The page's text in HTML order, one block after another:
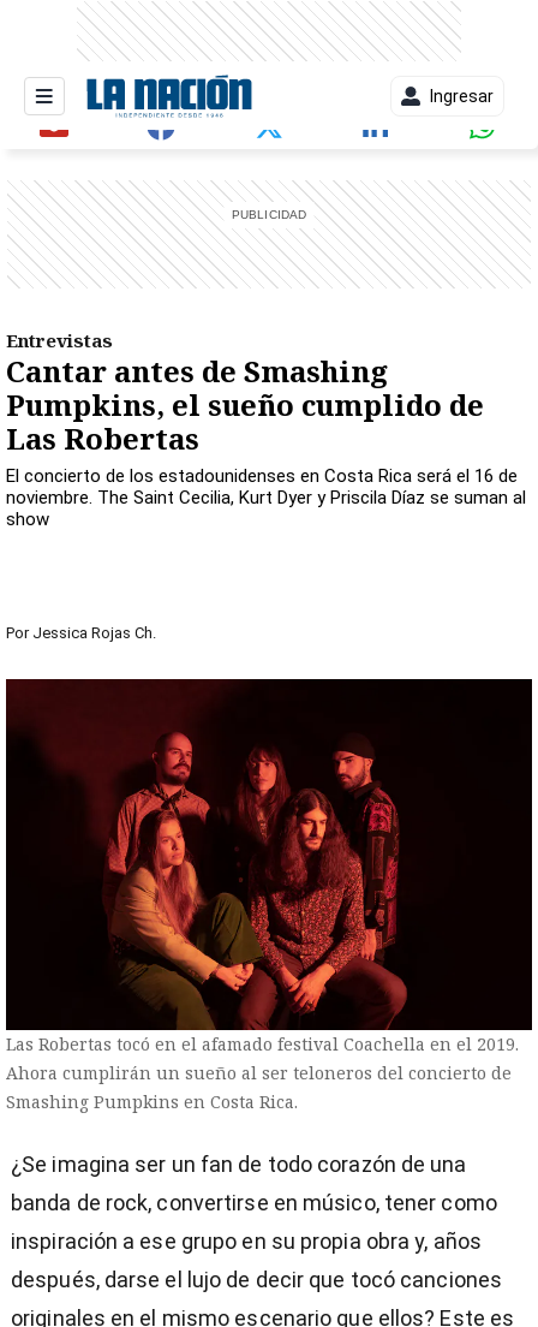
Ingresar
Entrevistas
Cantar antes de Smashing
Pumpkins, el sueño cumplido de
Las Robertas
El concierto de los estadounidenses en Costa Rica será el 16 de
noviembre. The Saint Cecilia, Kurt Dyer y Priscila Díaz se suman al
show
Por Jessica Rojas Ch.
Las Robertas tocó en el afamado festival Coachella en el 2019.
Ahora cumplirán un sueño al ser teloneros del concierto de
Smashing Pumpkins en Costa Rica.
¿Se imagina ser un fan de todo corazón de una
banda de rock, convertirse en músico, tener como
inspiración a ese grupo en su propia obra y, años
después, darse el lujo de decir que tocó canciones
originales en el mismo escenario que ellos? Este es